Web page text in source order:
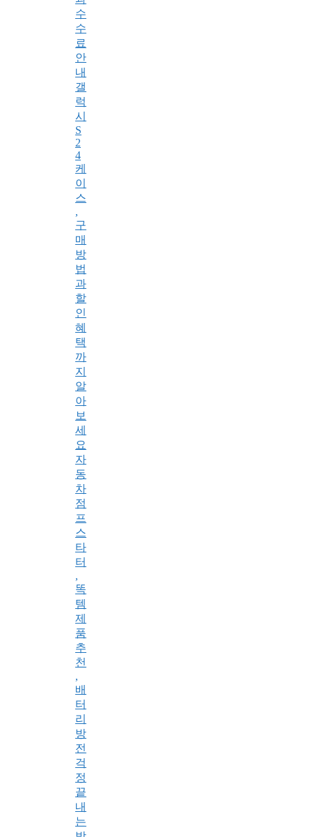
수
수
료
안
내
갤
럭
시
S
2
4
케
이
스
,
구
매
방
법
과
할
인
혜
택
까
지
알
아
보
세
요
자
동
차
점
프
스
타
터
,
똑
템
제
품
추
천
,
배
터
리
방
전
걱
정
끝
내
는